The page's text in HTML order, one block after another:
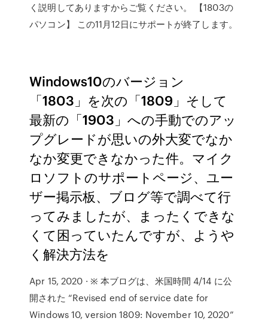
く説明してありますからご覧ください。 【1803の
パソコン】 この11月12日にサポートが終了します。
Windows10のバージョン
「1803」を次の「1809」そして
最新の「1903」への手動でのアッ
プグレードが思いの外大変でなか
なか変更できなかった件。マイク
ロソフトのサポートページ、ユー
ザー掲示板、ブログ等で調べて行
ってみましたが、まったくできな
くて困っていたんですが、ようや
く解決方法を
Apr 15, 2020 · ※ 本ブログは、米国時間 4/14 に公
開された “Revised end of service date for
Windows 10, version 1809: November 10, 2020”